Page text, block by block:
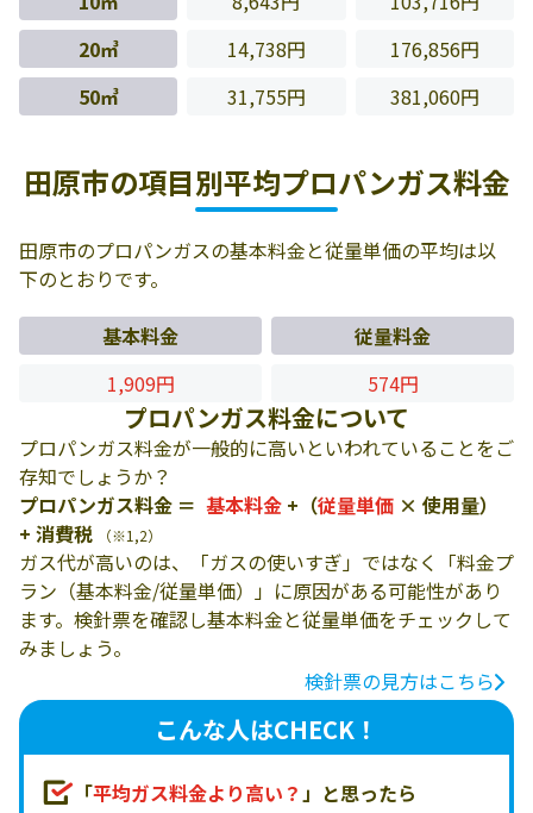
20㎥
14,738円
176,856円
50㎥
31,755円 381,060円
田原市の項目別平均プロパンガス料金
田原市のプロパンガスの基本料金と従量単価の平均は以
下のとおりです。
基本料金
従量料金
1,909円
574円
プロパンガス料金について
プロパンガス料金が一般的に高いといわれていることをご
存知でしょうか？
プロパンガス料金 ＝ 基本料金 +（従量単価 × 使用量）
+ 消費税
（※1,2）
ガス代が高いのは、「ガスの使いすぎ」ではなく「料金プ
ラン（基本料金/従量単価）」に原因がある可能性があり
ます。検針票を確認し基本料金と従量単価をチェックして
みましょう。
検針票の見方はこちら
こんな人はCHECK！
「平均ガス料金より高い？」と思ったら